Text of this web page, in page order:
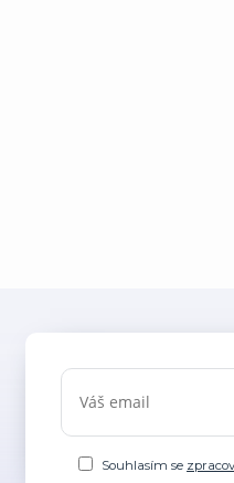
Souhlasím se